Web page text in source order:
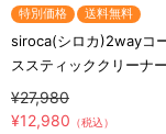
特別価格 送料無料
siroca(シロカ)2wayコ
ススティッククリーナ
S281
¥27,980
¥12,980 （税込）